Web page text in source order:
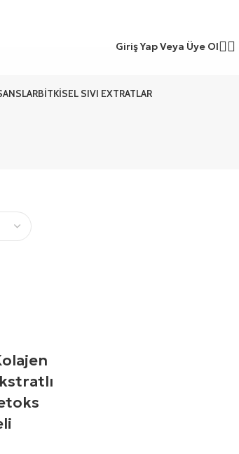
Giriş Yap Veya Üye Ol
BITKISEL SIVI EXTRATLAR